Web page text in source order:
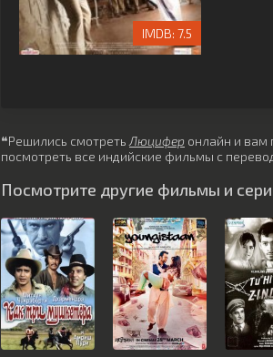
7.5
❝Решились смотреть Люцифер онлайн и вам
посмотреть все индийские фильмы с
Посмотрите другие фильмы и